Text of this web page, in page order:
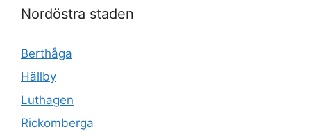
Nordöstra staden
Berthåga
Hällby
Luthagen
Rickomberga